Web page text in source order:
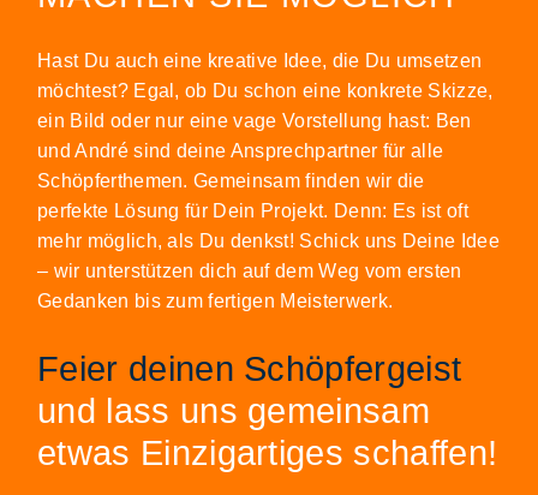
Hast Du auch eine kreative Idee, die Du umsetzen
möchtest? Egal, ob Du schon eine konkrete Skizze,
ein Bild oder nur eine vage Vorstellung hast: Ben
und André sind deine Ansprechpartner für alle
Schöpferthemen. Gemeinsam finden wir die
perfekte Lösung für Dein Projekt. Denn: Es ist oft
mehr möglich, als Du denkst! Schick uns Deine Idee
– wir unterstützen dich auf dem Weg vom ersten
Gedanken bis zum fertigen Meisterwerk.
Feier deinen Schöpfergeist
und lass uns gemeinsam
etwas Einzigartiges schaffen!